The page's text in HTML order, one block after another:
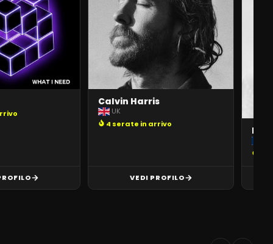
Calvin Harris
UK
4 serate in arrivo
VEDI PROFILO